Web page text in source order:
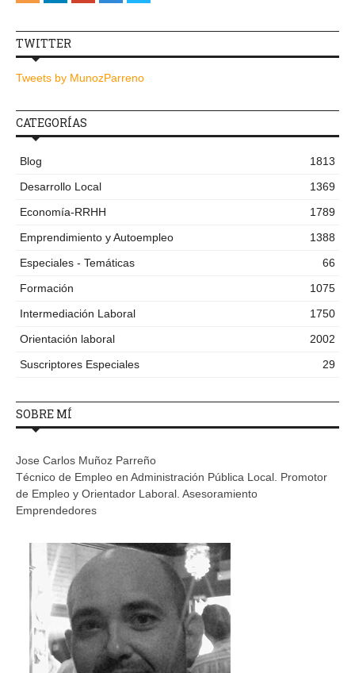
TWITTER
Tweets by MunozParreno
CATEGORÍAS
Blog
1813
Desarrollo Local
1369
Economía-RRHH
1789
Emprendimiento y Autoempleo
1388
Especiales - Temáticas
66
Formación
1075
Intermediación Laboral
1750
Orientación laboral
2002
Suscriptores Especiales
29
SOBRE MÍ
Jose Carlos Muñoz Parreño
Técnico de Empleo en Administración Pública Local. Promotor
de Empleo y Orientador Laboral. Asesoramiento
Emprendedores